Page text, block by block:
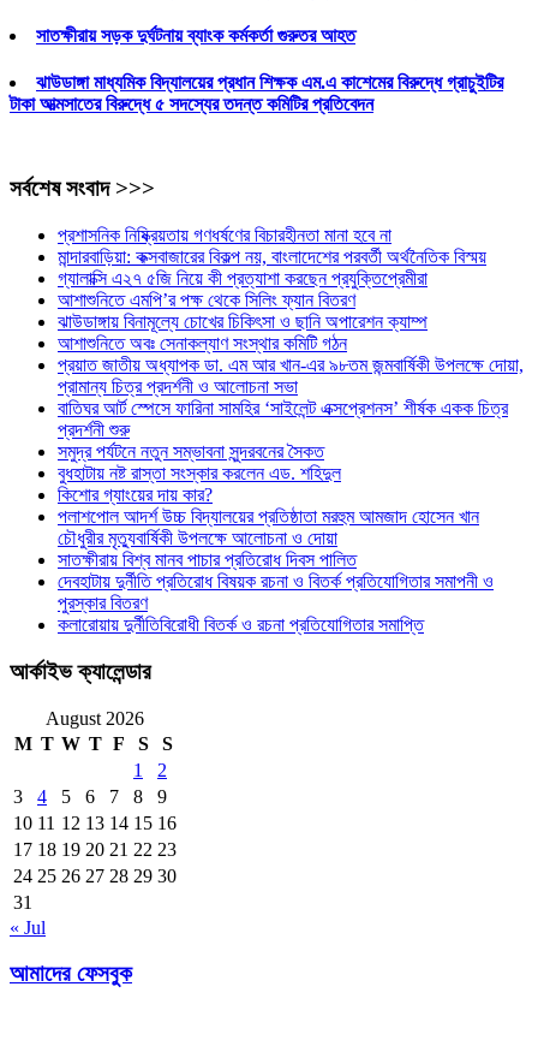
সাতক্ষীরায় সড়ক দুর্ঘটনায় ব্যাংক কর্মকর্তা গুরুতর আহত
ঝাউডাঙ্গা মাধ্যমিক বিদ্যালয়ের প্রধান শিক্ষক এম.এ কাশেমের বিরুদ্ধে গ্রাচুইটির
টাকা আত্মসাতের বিরুদ্ধে ৫ সদস্যের তদন্ত কমিটির প্রতিবেদন
সর্বশেষ সংবাদ >>>
প্রশাসনিক নিষ্ক্রিয়তায় গণধর্ষণের বিচারহীনতা মানা হবে না
মান্দারবাড়িয়া: কক্সবাজারের বিকল্প নয়, বাংলাদেশের পরবর্তী অর্থনৈতিক বিস্ময়
গ্যালাক্সি এ২৭ ৫জি নিয়ে কী প্রত্যাশা করছেন প্রযুক্তিপ্রেমীরা
আশাশুনিতে এমপি’র পক্ষ থেকে সিলিং ফ্যান বিতরণ
ঝাউডাঙ্গায় বিনামূল্যে চোখের চিকিৎসা ও ছানি অপারেশন ক্যাম্প
আশাশুনিতে অবঃ সেনাকল্যাণ সংস্থার কমিটি গঠন
প্রয়াত জাতীয় অধ্যাপক ডা. এম আর খান-এর ৯৮তম জন্মবার্ষিকী উপলক্ষে দোয়া,
প্রামান্য চিত্র প্রদর্শনী ও আলোচনা সভা
বাতিঘর আর্ট স্পেসে ফারিনা সামহির ‘সাইলেন্ট এক্সপ্রেশনস’ শীর্ষক একক চিত্র
প্রদর্শনী শুরু
সমুদ্র পর্যটনে নতুন সম্ভাবনা সুন্দরবনের সৈকত
বুধহাটায় নষ্ট রাস্তা সংস্কার করলেন এড. শহিদুল
কিশোর গ্যাংয়ের দায় কার?
পলাশপোল আদর্শ উচ্চ বিদ্যালয়ের প্রতিষ্ঠাতা মরহুম আমজাদ হোসেন খান
চৌধুরীর মৃত্যুবার্ষিকী উপলক্ষে আলোচনা ও দোয়া
সাতক্ষীরায় বিশ্ব মানব পাচার প্রতিরোধ দিবস পালিত
দেবহাটায় দুর্নীতি প্রতিরোধ বিষয়ক রচনা ও বিতর্ক প্রতিযোগিতার সমাপনী ও
পুরস্কার বিতরণ
কলারোয়ায় দুর্নীতিবিরোধী বিতর্ক ও রচনা প্রতিযোগিতার সমাপ্তি
আর্কাইভ ক্যালেন্ডার
August 2026
M T W T F S
S
1
2
3
4 5 6 7 8
9
10 11 12 13 14 15 16
17 18 19 20 21 22 23
24 25 26 27 28 29 30
31
« Jul
আমাদের ফেসবুক